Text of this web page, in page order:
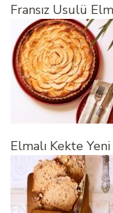
Fransız Usulü
Elmalı Kekte